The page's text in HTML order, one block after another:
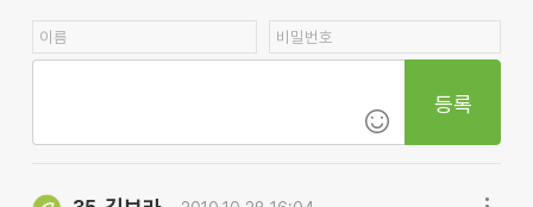
등록